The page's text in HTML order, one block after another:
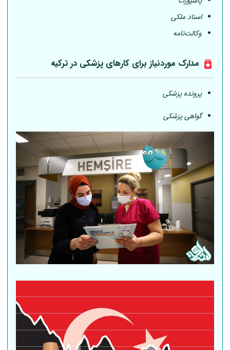
اسناد ملکی
وکالت‌نامه
مدارک موردنیاز برای کارهای پزشکی در ترکیه
پرونده پزشکی
گواهی پزشکی